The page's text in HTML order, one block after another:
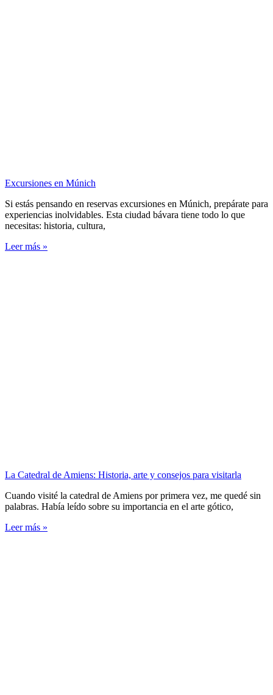
Excursiones en Múnich
Si estás pensando en reservas excursiones en Múnich, prepárate para
experiencias inolvidables. Esta ciudad bávara tiene todo lo que
necesitas: historia, cultura,
Leer más »
La Catedral de Amiens: Historia, arte y consejos para visitarla
Cuando visité la catedral de Amiens por primera vez, me quedé sin
palabras. Había leído sobre su importancia en el arte gótico,
Leer más »